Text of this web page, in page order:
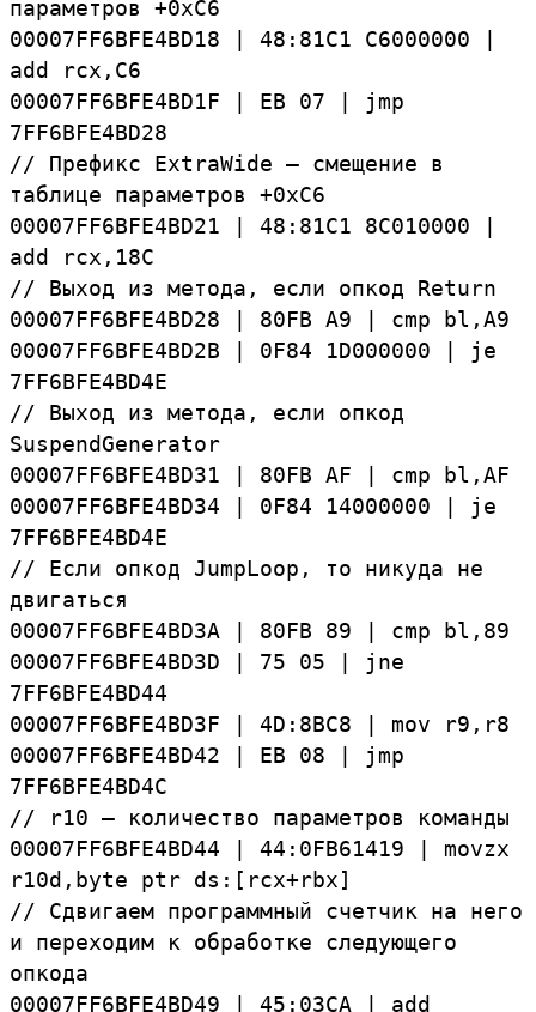
параметров +0xC6
00007FF6BFE4BD18
| 48: 81C1 C6000000
|
add
rcx, C6
00007FF6BFE4BD1F
| EB 07 | jmp
7FF6BFE4BD28
// Префикс ExtraWide — смещение в
таблице параметров +0xC6
00007FF6BFE4BD21
| 48: 81C1 8C010000
|
add
rcx, 18C
// Выход из метода, если опкод Return
00007FF6BFE4BD28
| 80FB A9 | cmp bl,A9
00007FF6BFE4BD2B
| 0F84 1D000000 | je
7FF6BFE4BD4E
// Выход из метода, если опкод
SuspendGenerator
00007FF6BFE4BD31
| 80FB AF | cmp bl,AF
00007FF6BFE4BD34
| 0F84 14000000 | je
7FF6BFE4BD4E
// Если опкод JumpLoop, то никуда не
двигаться
00007FF6BFE4BD3A
| 80FB 89 | cmp bl, 89
00007FF6BFE4BD3D
| 75 05 | jne
7FF6BFE4BD44
00007FF6BFE4BD3F
| 4D: 8BC8 | mov r9, r8
00007FF6BFE4BD42
| EB 08 | jmp
7FF6BFE4BD4C
//
r10 — количество параметров команды
00007FF6BFE4BD44
| 44: 0FB61419 | movzx
r10d, byte ptr ds:[rcx+rbx]
// Сдвигаем программный счетчик на него
и переходим к обработке следующего
опкода
00007FF6BFE4BD49
| 45: 03CA | add